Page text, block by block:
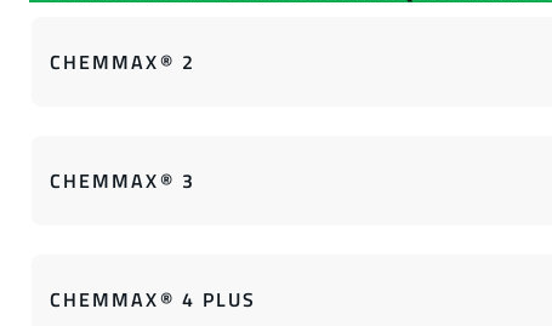
CHEMMAX® 2
CHEMMAX® 3
CHEMMAX® 4 PLUS